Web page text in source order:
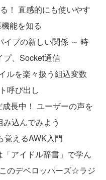
！ 直感的にも使いやす
能を知る
プの新しい関係 ～ 時
プ、Socket通信
を楽々扱う組込変数
呼び出し
長中！ ユーザーの声を
込んでみよう
えるAWK入門
アイドル辞書」で学ん
のデベロッパーズ☆ラジ